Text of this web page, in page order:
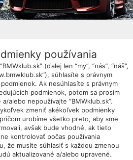
používania
(ďalej len “my”, “nás”, “náš”,
súhlasíte s právnym
Ak nesúhlasíte s právnym
podmienok, potom sa prosím
alebo nepoužívajte “BMWklub.sk”.
zmeniť akékoľvek podmienky
urobíme všetko preto, aby sme
avšak bude vhodné, ak tieto
kontrolovať počas používania
že musíte súhlasiť s každou zmenou
aktualizované a/alebo upravené.